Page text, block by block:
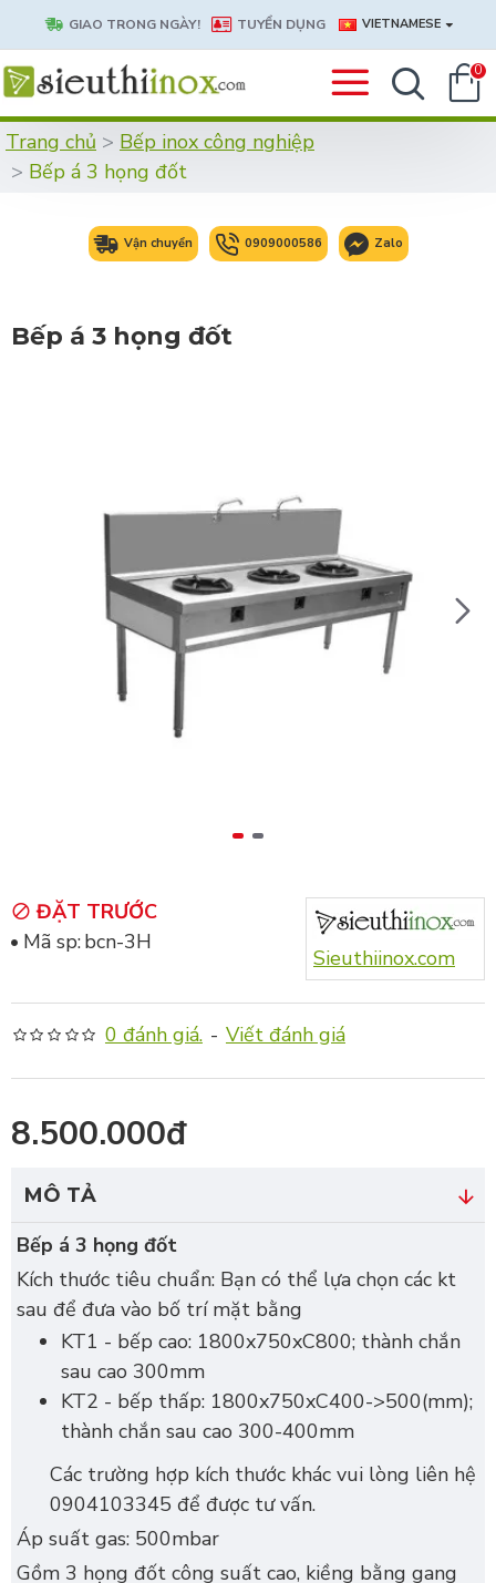
GIAO TRONG NGÀY! TUYỂN DỤNG VIETNAMESE
0
Trang chủ
Bếp inox công nghiệp
Bếp á 3 họng đốt
Vận chuyển 0909000586 Zalo
Bếp á 3 họng đốt
ĐẶT TRƯỚC
Mã sp:bcn-3H
Sieuthiinox.com
0 đánh giá. - Viết đánh giá
8.500.000đ
MÔ TẢ
Bếp á 3 họng đốt
Kích thước tiêu chuẩn: Bạn có thể lựa chọn các kt
sau để đưa vào bố trí mặt bằng
KT1 - bếp cao: 1800x750xC800; thành chắn
sau cao 300mm
KT2 - bếp thấp: 1800x750xC400->500(mm);
thành chắn sau cao 300-400mm
Các trường hợp kích thước khác vui lòng liên hệ
0904103345 để được tư vấn.
Áp suất gas: 500mbar
Gồm 3 họng đốt công suất cao, kiềng bằng gang